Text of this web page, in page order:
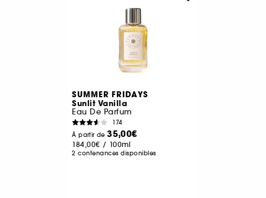
SUMMER FRIDAYS
Sunlit Vanilla
Eau De Parfum
174
À partir de35,00€
184,00€ / 100ml
2 contenances disponibles